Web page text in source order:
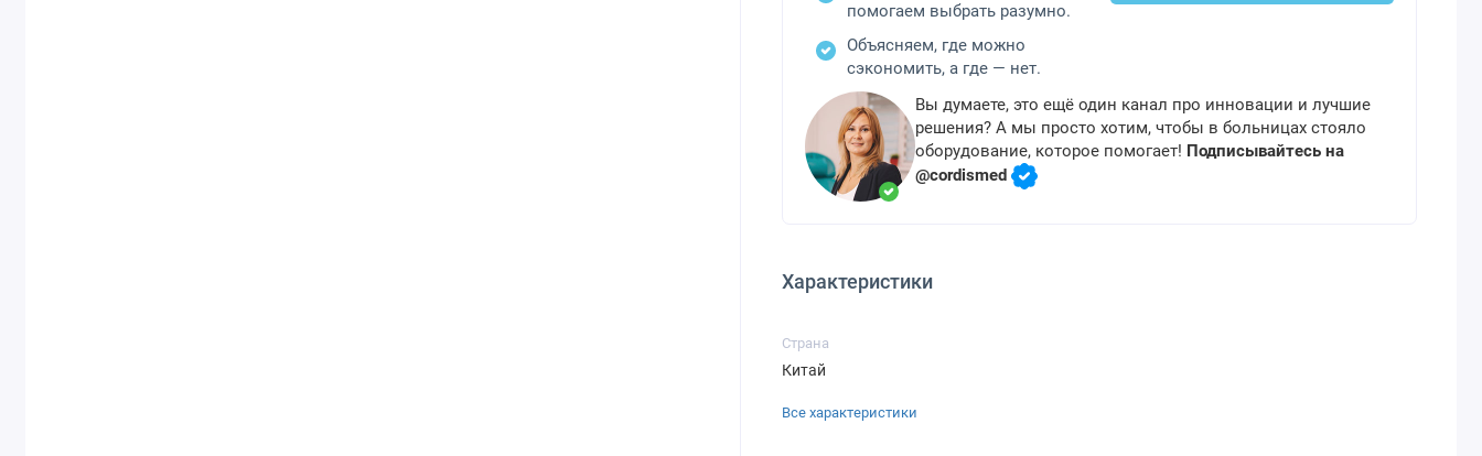
помогаем выбрать разумно.
Объясняем, где можно
сэкономить, а где — нет.
Вы думаете, это ещё один канал про инновации и лучшие
решения? А мы просто хотим, чтобы в больницах стояло
оборудование, которое помогает! Подписывайтесь на
@cordismed
Характеристики
Страна
Китай
Все характеристики